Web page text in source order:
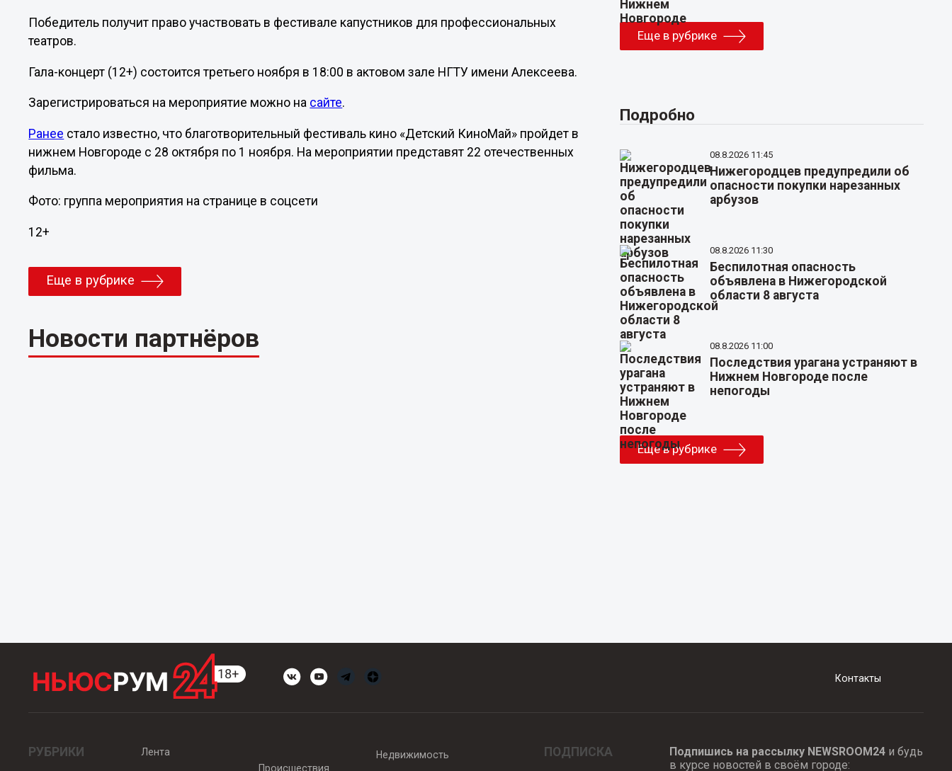
Победитель получит право участвовать в фестивале капустников для профессиональных
театров.
Гала-концерт (12+) состоится третьего ноября в 18:00 в актовом зале НГТУ имени Алексеева.
Зарегистрироваться на мероприятие можно на сайте.
Ранее стало известно, что благотворительный фестиваль кино «Детский КиноМай» пройдет в
нижнем Новгороде с 28 октября по 1 ноября. На мероприятии представят 22 отечественных
фильма.
Фото: группа мероприятия на странице в соцсети
12+
Еще в рубрике
Новости партнёров
Еще в рубрике
Подробно
08.8.2026 11:45
Нижегородцев предупредили об
опасности покупки нарезанных
арбузов
08.8.2026 11:30
Беспилотная опасность
объявлена в Нижегородской
области 8 августа
08.8.2026 11:00
Последствия урагана устраняют в
Нижнем Новгороде после
непогоды
Еще в рубрике
Контакты
РУБРИКИ
Лента
Происшествия
Недвижимость ПОДПИСКА Подпишись на рассылку NEWSROOM24и будь
в курсе новостей в своём городе: